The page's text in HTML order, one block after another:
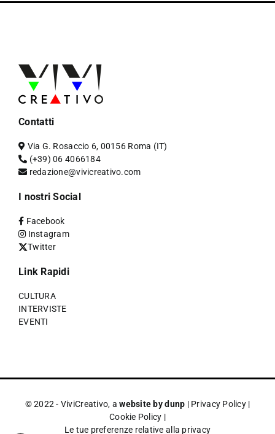
Contatti
Via G. Rosaccio 6, 00156 Roma (IT)
(+39) 06 4066184
redazione@vivicreativo.com
I nostri Social
Facebook
Instagram
Twitter
Link Rapidi
CULTURA
INTERVISTE
EVENTI
© 2022 - ViviCreativo, awebsite by dunp | Privacy Policy|
Cookie Policy |
Le tue preferenze relative alla privacy